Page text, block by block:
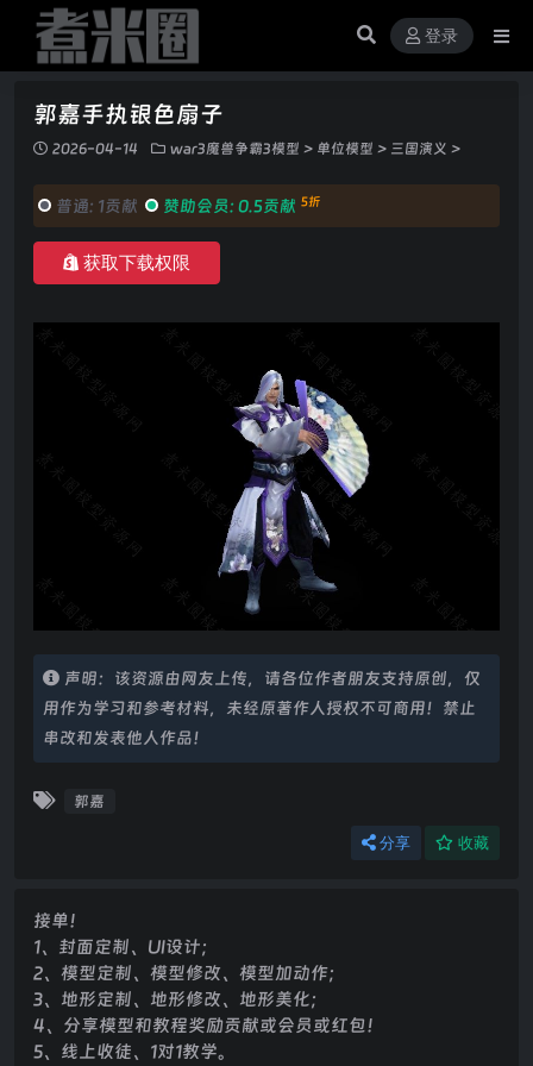
登录
郭嘉手执银色扇子
2026-04-14 war3魔兽争霸3模型 > 单位模型 > 三国演义 >
普通: 1贡献 赞助会员: 0.5贡献 5折
获取下载权限
声明：该资源由网友上传，请各位作者朋友支持原创，仅
用作为学习和参考材料，未经原著作人授权不可商用！禁止
串改和发表他人作品！
郭嘉
分享 收藏
接单！
1、封面定制、UI设计；
2、模型定制、模型修改、模型加动作；
3、地形定制、地形修改、地形美化；
4、分享模型和教程奖励贡献或会员或红包！
5、线上收徒、1对1教学。